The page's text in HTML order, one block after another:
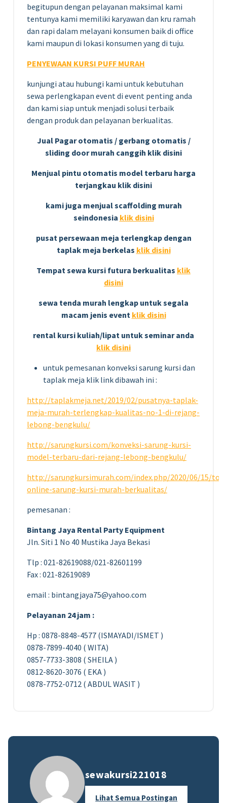
begitupun dengan pelayanan maksimal kami
tentunya kami memiliki karyawan dan kru ramah
dan rapi dalam melayani konsumen baik di office
kami maupun di lokasi konsumen yang di tuju.
PENYEWAAN KURSI PUFF MURAH
kunjungi atau hubungi kami untuk kebutuhan
sewa perlengkapan event di event penting anda
dan kami siap untuk menjadi solusi terbaik
dengan produk dan pelayanan berkualitas.
Jual Pagar otomatis / gerbang otomatis /
sliding door murah canggih klik disini
Menjual pintu otomatis model terbaru harga
terjangkau klik disini
kami juga menjual scaffolding murah
seindonesia klik disini
pusat persewaan meja terlengkap dengan
taplak meja berkelas klik disini
Tempat sewa kursi futura berkualitas klik
disini
sewa tenda murah lengkap untuk segala
macam jenis event klik disini
rental kursi kuliah/lipat untuk seminar anda
klik disini
untuk pemesanan konveksi sarung kursi dan
taplak meja klik link dibawah ini :
http://taplakmeja.net/2019/02/pusatnya-taplak-
meja-murah-terlengkap-kualitas-no-1-di-rejang-
lebong-bengkulu/
http://sarungkursi.com/konveksi-sarung-kursi-
model-terbaru-dari-rejang-lebong-bengkulu/
http://sarungkursimurah.com/index.php/2020/06/15/
online-sarung-kursi-murah-berkualitas/
pemesanan :
Bintang Jaya Rental Party Equipment
Jln. Siti 1 No 40 Mustika Jaya Bekasi
Tlp : 021-82619088/021-82601199
Fax : 021-82619089
email : bintangjaya75@yahoo.com
Pelayanan 24 jam :
Hp : 0878-8848-4577 (ISMAYADI/ISMET )
0878-7899-4040 ( WITA)
0857-7733-3808 ( SHEILA )
0812-8620-3076 ( EKA )
0878-7752-0712 ( ABDUL WASIT )
sewakursi221018
Lihat Semua Postingan